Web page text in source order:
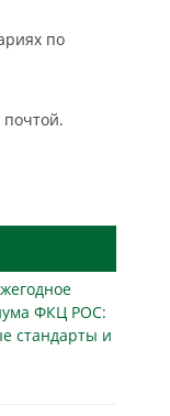
по
ФКЦ РОС:
стандарты и